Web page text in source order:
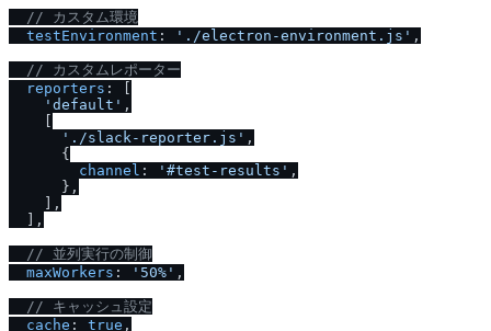
// カスタム環境
testEnvironment : '. /electron-environment.js' ,
// カスタムレポーター
reporters : [
'default' ,
'. /slack-reporter.js' ,
      {
channel : '#test-results' ,
      },
    ],
  ],
// 並列実行の制御
maxWorkers : '50%' ,
// キャッシュ設定
cache : true ,